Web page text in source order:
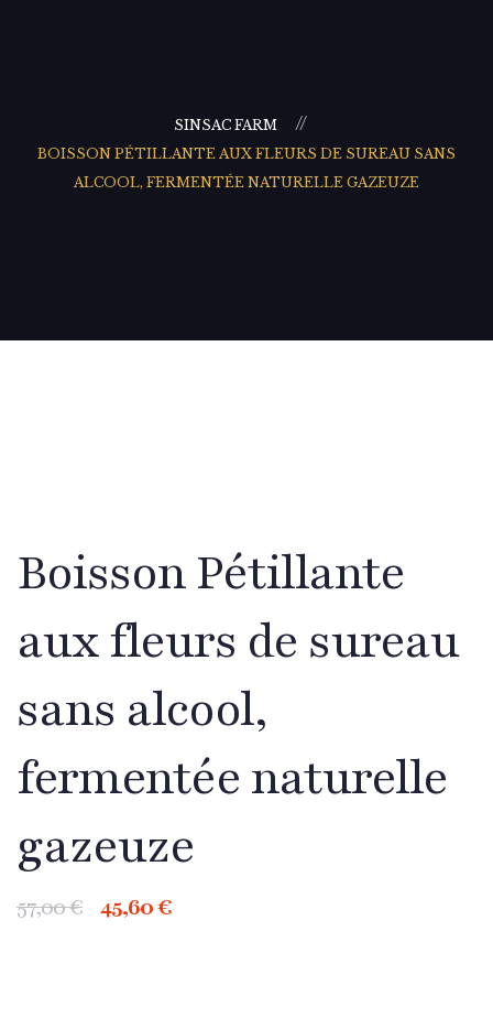
SINSAC FARM
BOISSON PÉTILLANTE AUX FLEURS DE SUREAU SANS
ALCOOL, FERMENTÉE NATURELLE GAZEUZE
Boisson Pétillante
aux fleurs de sureau
sans alcool,
fermentée naturelle
gazeuze
57,00€ 45,60€